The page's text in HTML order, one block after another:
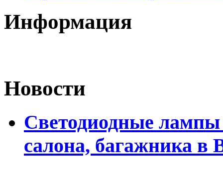
Информация
Новости
Светодиодные лампы
салона, багажника в